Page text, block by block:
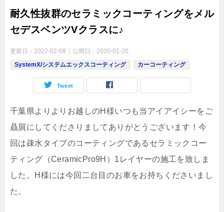
耐久性抜群のセラミックコーティングをメル
セデスベンツVクラスに♪
更新日： 2022-02-08 公開日： 2020-01-20
SystemX/システムエックスコーティング
カーコーティング
Tweet
千葉県よりよりお越しのH様いつも当アイアイシーをご
贔屓にしてくださりましてありがとうございます！今
回は疎水タイプのコーティングであるセラミックコー
ティング（CeramicPro9H）1レイヤーの施工を致しま
した。H様には今回二台目のお車をお持ちくださいまし
た。